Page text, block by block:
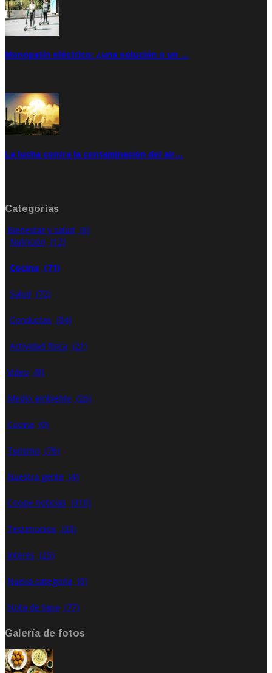
Monopatín eléctrico: ¿una solución o un …
La lucha contra la contaminación del air…
Categorías
Bienestar y salud (0)
Nutrición (12)
Cocina (71)
Salud (72)
Conductas (34)
Actividad física (21)
Video (8)
Medio ambiente (26)
Cocina (0)
Turismo (76)
Nuestra gente (4)
Coope noticias (310)
Testimonios (33)
Interés (25)
Nueva categoría (0)
Nota de tapa (77)
Galería de fotos